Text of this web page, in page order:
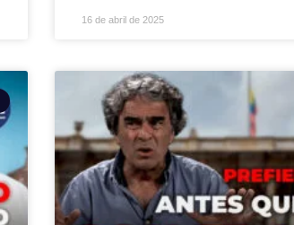
16 de abril de 2025